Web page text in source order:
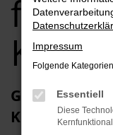
Glückwunsch
Korbach
Impressum
Folgende
Essentiell
Diese